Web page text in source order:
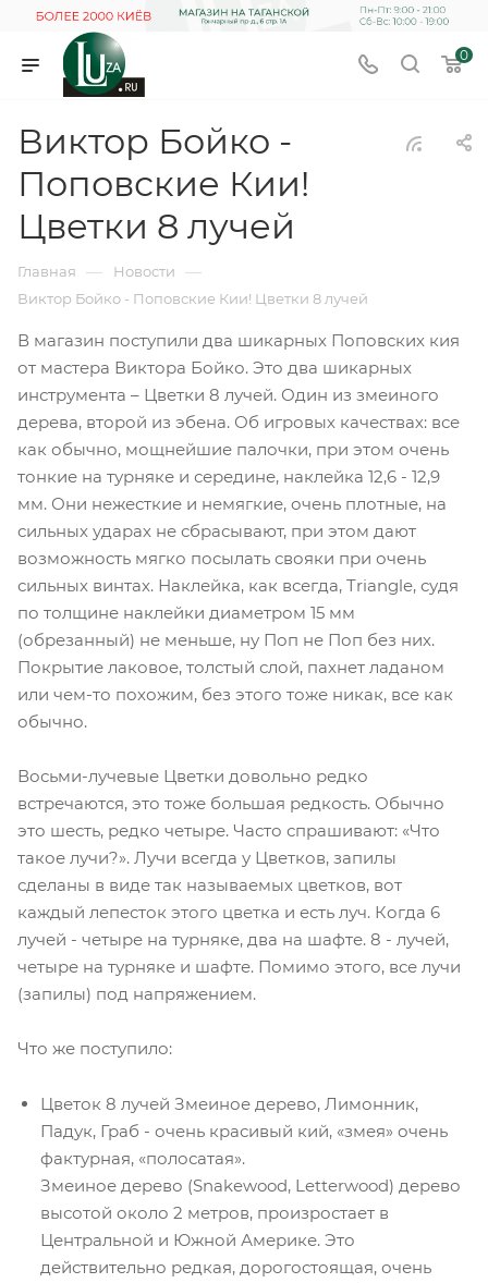
0
Виктор Бойко -
Поповские Кии!
Цветки 8 лучей
Главная — Новости —
Виктор Бойко - Поповские Кии! Цветки 8 лучей
В магазин поступили два шикарных Поповских кия
от мастера Виктора Бойко. Это два шикарных
инструмента – Цветки 8 лучей. Один из змеиного
дерева, второй из эбена. Об игровых качествах: все
как обычно, мощнейшие палочки, при этом очень
тонкие на турняке и середине, наклейка 12,6 - 12,9
мм. Они нежесткие и немягкие, очень плотные, на
сильных ударах не сбрасывают, при этом дают
возможность мягко посылать свояки при очень
сильных винтах. Наклейка, как всегда, Triangle, судя
по толщине наклейки диаметром 15 мм
(обрезанный) не меньше, ну Поп не Поп без них.
Покрытие лаковое, толстый слой, пахнет ладаном
или чем-то похожим, без этого тоже никак, все как
обычно.
Восьми-лучевые Цветки довольно редко
встречаются, это тоже большая редкость. Обычно
это шесть, редко четыре. Часто спрашивают: «Что
такое лучи?». Лучи всегда у Цветков, запилы
сделаны в виде так называемых цветков, вот
каждый лепесток этого цветка и есть луч. Когда 6
лучей - четыре на турняке, два на шафте. 8 - лучей,
четыре на турняке и шафте. Помимо этого, все лучи
(запилы) под напряжением.
Что же поступило:
Цветок 8 лучей Змеиное дерево, Лимонник,
Падук, Граб - очень красивый кий, «змея» очень
фактурная, «полосатая».
Змеиное дерево (Snakewood, Letterwood) дерево
высотой около 2 метров, произростает в
Центральной и Южной Америке. Это
действительно редкая, дорогостоящая, очень